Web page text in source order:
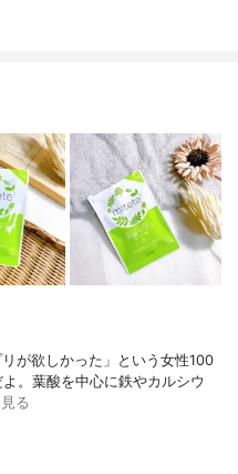
が欲しかった」という女性100
。葉酸を中心に鉄やカルシウ
る